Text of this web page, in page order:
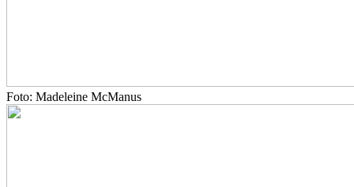
Foto: Madeleine McManus